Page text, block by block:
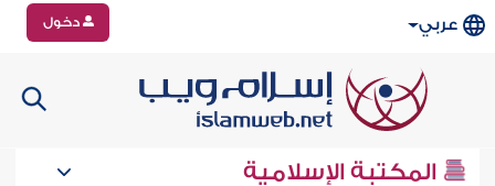
عربي دخول
المكتبة الإسلامية